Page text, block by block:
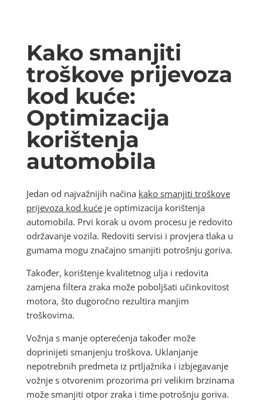
Kako smanjiti
troškove prijevoza
kod kuće:
Optimizacija
korištenja
automobila
Jedan od najvažnijih načina kako smanjiti troškove
prijevoza kod kućeje optimizacija korištenja
automobila. Prvi korak u ovom procesu je redovito
održavanje vozila. Redoviti servisi i provjera tlaka u
gumama mogu značajno smanjiti potrošnju goriva.
Također, korištenje kvalitetnog ulja i redovita
zamjena filtera zraka može poboljšati učinkovitost
motora, što dugoročno rezultira manjim
troškovima.
Vožnja s manje opterećenja također može
doprinijeti smanjenju troškova. Uklanjanje
nepotrebnih predmeta iz prtljažnika i izbjegavanje
vožnje s otvorenim prozorima pri velikim brzinama
može smanjiti otpor zraka i time potrošnju goriva.